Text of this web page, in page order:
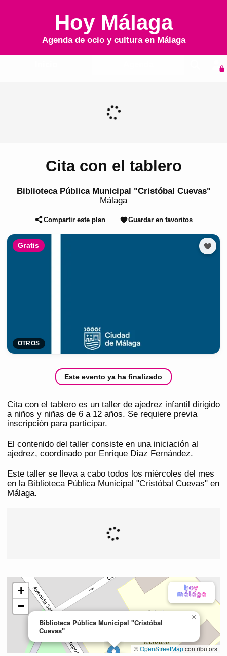
Hoy Málaga
Agenda de ocio y cultura en Málaga
Cita con el tablero
Biblioteca Pública Municipal "Cristóbal Cuevas"
Málaga
Compartir este plan Guardar en favoritos
Gratis
OTROS
Este evento ya ha finalizado
Cita con el tablero es un taller de ajedrez infantil dirigido
a niños y niñas de 6 a 12 años. Se requiere previa
inscripción para participar.
El contenido del taller consiste en una iniciación al
ajedrez, coordinado por Enrique Díaz Fernández.
Este taller se lleva a cabo todos los miércoles del mes
en la Biblioteca Pública Municipal "Cristóbal Cuevas" en
Málaga.